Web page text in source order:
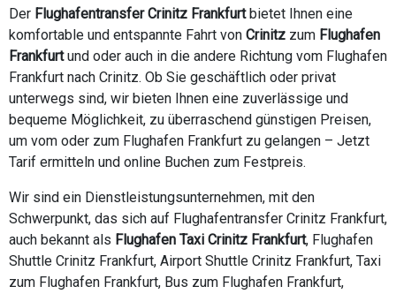
Der Flughafentransfer Crinitz Frankfurtbietet Ihnen eine
komfortable und entspannte Fahrt von Crinitz zum Flughafen
Frankfurtund oder auch in die andere Richtung vom Flughafen
Frankfurt nach Crinitz. Ob Sie geschäftlich oder privat
unterwegs sind, wir bieten Ihnen eine zuverlässige und
bequeme Möglichkeit, zu überraschend günstigen Preisen,
um vom oder zum Flughafen Frankfurt zu gelangen – Jetzt
Tarif ermitteln und online Buchen zum Festpreis.
Wir sind ein Dienstleistungsunternehmen, mit den
Schwerpunkt, das sich auf Flughafentransfer Crinitz Frankfurt,
auch bekannt als Flughafen Taxi Crinitz Frankfurt, Flughafen
Shuttle Crinitz Frankfurt, Airport Shuttle Crinitz Frankfurt, Taxi
zum Flughafen Frankfurt, Bus zum Flughafen Frankfurt,